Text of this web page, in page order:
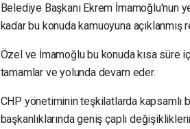
Belediye Başkanı Ekrem İmamoğlu'nun
kadar bu konuda kamuoyuna
Özel ve İmamoğlu bu konuda kısa süre
tamamlar ve yolunda devam eder.
CHP yönetiminin teşkilatlarda kapsamlı
başkanlıklarında geniş çaplı